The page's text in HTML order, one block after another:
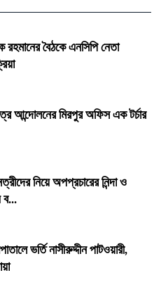
বৈঠকে এনসিপি নেতা
আন্দোলনের মিরপুর অফিস এক টর্চার
নিয়ে অপপ্রচারের নিন্দা ও
ব...
ভর্তি নাসীরুদ্দীন পাটওয়ারী,